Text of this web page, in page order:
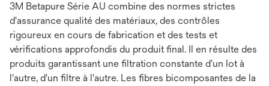
3M Betapure Série AU combine des normes strictes
d'assurance qualité des matériaux, des contrôles
rigoureux en cours de fabrication et des tests et
vérifications approfondis du produit final. Il en résulte des
produits garantissant une filtration constante d'un lot à
l'autre, d'un filtre à l'autre. Les fibres bicomposantes de la